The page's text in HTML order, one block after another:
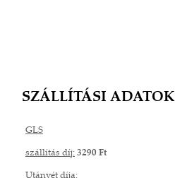
SZÁLLÍTÁSI ADATOK
GLS
szállítás díj: 3290 Ft
Utánvét díja: